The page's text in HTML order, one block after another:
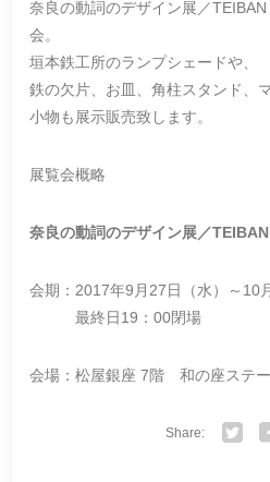
奈良の動詞のデザイン展／
会。
垣本鉄工所のランプシェードや、
鉄の欠片、お皿、角柱スタンド、
小物も展示販売致します。
展覧会概略
奈良の動詞のデザイン展／
会期：2017年9月27日（水）～10
最終日19：00閉場
会場：松屋銀座 7階 和の座ステ
Share: